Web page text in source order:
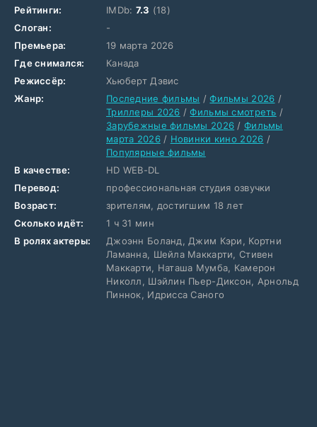
Рейтинги: IMDb: 7.3 (18)
Слоган:
-
Премьера:
19 марта 2026
Где снимался:
Канада
Режиссёр:
Хьюберт Дэвис
Жанр:
Последние фильмы /Фильмы 2026 /
Триллеры 2026 /Фильмы смотреть /
Зарубежные фильмы 2026 /Фильмы
марта 2026/ Новинки кино 2026 /
Популярные фильмы
В качестве:
HD WEB-DL
Перевод:
профессиональная студия озвучки
Возраст:
зрителям, достигшим 18 лет
Сколько идёт:
1 ч 31 мин
В ролях актеры:
Джоэнн Боланд, Джим Кэри, Кортни
Ламанна, Шейла Маккарти, Стивен
Маккарти, Наташа Мумба, Камерон
Николл, Шэйлин Пьер-Диксон, Арнольд
Пиннок, Идрисса Саного